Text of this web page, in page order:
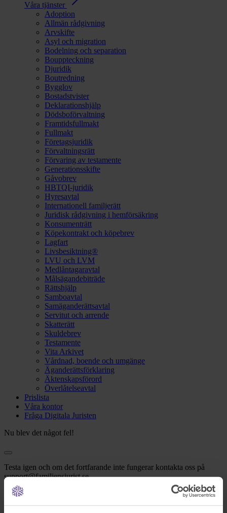
Våra tjänster
Adoption
Allmän rådgivning
Arvskifte
Asyl och migration
Bodelning och separation
Bouppteckning
Djuridik
Boutredning
Bygglov
Bostadstvister
Deklarationshjälp
Dödsboförvaltning
Framtidsfullmakt
Fullmakt
Företagsjuridik
Förvaltningsrätt
Förvaring av testamente
Generationsskifte
Gåvobrev
HBTQI-juridik
Hyresavtal
Internationell familjerätt
Juridisk rådgivning i hemförsäkring
Konsumenträtt
Köpekontrakt och köpebrev
Lagfart
Livsbesiktning®
LVU och LVM
Medlåntagaravtal
Målsägandebiträde
Rättshjälp
Samboavtal
Samäganderättsavtal
Servitut och arrende
Skatterätt
Skuldebrev
Testamente
Vita Arkivet
Vårdnad, boende och umgänge
Äganderättsförklaring
Äktenskapsförord
Överlåtelseavtal
Prislista
Våra kontor
Fråga Digitala Juristen
Nu blev det något fel!
Testa igen och om det fortfarande inte fungerar kontakta oss på
support@familjensjurist.se.
Stäng